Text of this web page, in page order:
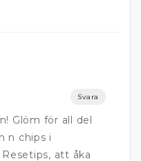
Svara
Glöm för all del
n chips i
att åka